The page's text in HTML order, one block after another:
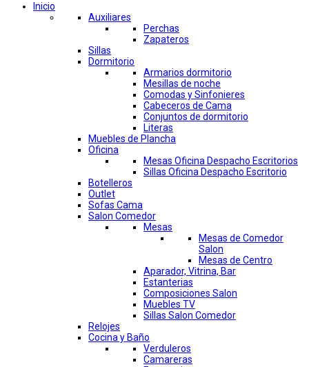
Inicio
Auxiliares
Perchas
Zapateros
Sillas
Dormitorio
Armarios dormitorio
Mesillas de noche
Comodas y Sinfonieres
Cabeceros de Cama
Conjuntos de dormitorio
Literas
Muebles de Plancha
Oficina
Mesas Oficina Despacho Escritorios
Sillas Oficina Despacho Escritorio
Botelleros
Outlet
Sofas Cama
Salon Comedor
Mesas
Mesas de Comedor
Salon
Mesas de Centro
Aparador, Vitrina, Bar
Estanterias
Composiciones Salon
Muebles TV
Sillas Salon Comedor
Relojes
Cocina y Baño
Verduleros
Camareras